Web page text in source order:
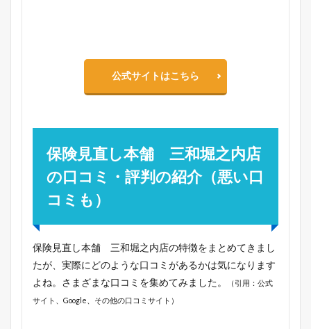
公式サイトはこちら
保険見直し本舗 三和堀之内店
の口コミ・評判の紹介（悪い口
コミも）
保険見直し本舗 三和堀之内店の特徴をまとめてきまし
たが、実際にどのような口コミがあるかは気になります
よね。さまざまな口コミを集めてみました。
（引用：公式
サイト、Google、その他の口コミサイト）